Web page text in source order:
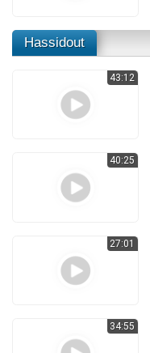
Hassidout
43:12
40:25
27:01
34:55